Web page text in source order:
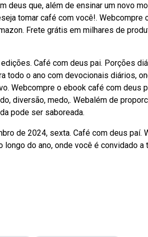
deus que, além de ensinar um novo
tomar café com você!. Webcompre
Frete grátis em milhares de
Café com deus pai. Porções
todo o ano com devocionais diários,
Webcompre o ebook café com deus
diversão, medo,. Webalém de
pode ser saboreada.
de 2024, sexta. Café com deus paí.
do ano, onde você é convidado a